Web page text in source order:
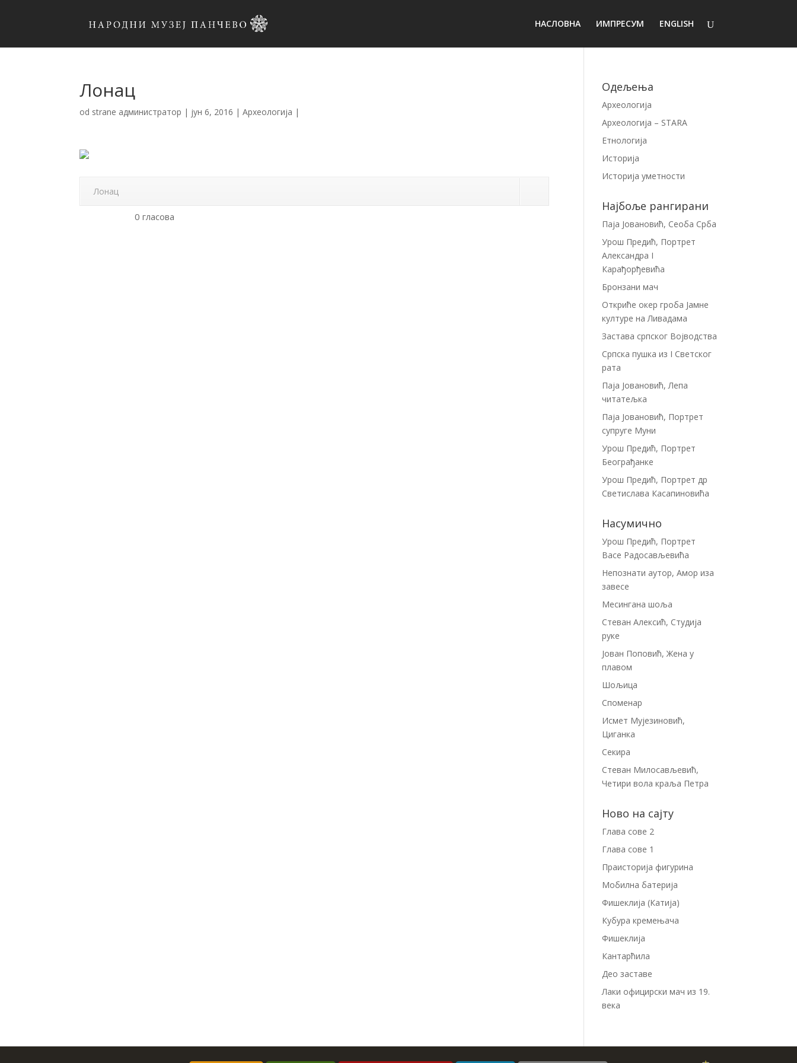
НАСЛОВНА ИМПРЕСУМ ENGLISH
Лонац
od strane администратор | јун 6, 2016 |Археологија |
Лонац
0 гласова
Одељења
Археологија
Археологија – STARA
Етнологија
Историја
Историја уметности
Најбоље рангирани
Паја Јовановић, Сеоба Срба
Урош Предић, Портрет
Александра I
Карађорђевића
Бронзани мач
Откриће окер гроба Јамне
културе на Ливадама
Застава српског Војводства
Српска пушка из I Светског
рата
Паја Јовановић, Лепа
читатељка
Паја Јовановић, Портрет
супруге Муни
Урош Предић, Портрет
Београђанке
Урош Предић, Портрет др
Светислава Касапиновића
Насумично
Урош Предић, Портрет
Васе Радосављевића
Непознати аутор, Амор иза
завесе
Месингана шоља
Стеван Алексић, Студија
руке
Јован Поповић, Жена у
плавом
Шољица
Споменар
Исмет Мујезиновић,
Циганка
Секира
Стеван Милосављевић,
Четири вола краља Петра
Ново на сајту
Глава сове 2
Глава сове 1
Праисторија фигурина
Мобилна батерија
Фишеклија (Катија)
Кубура кремењача
Фишеклија
Кантарћила
Део заставе
Лаки официрски мач из 19.
века